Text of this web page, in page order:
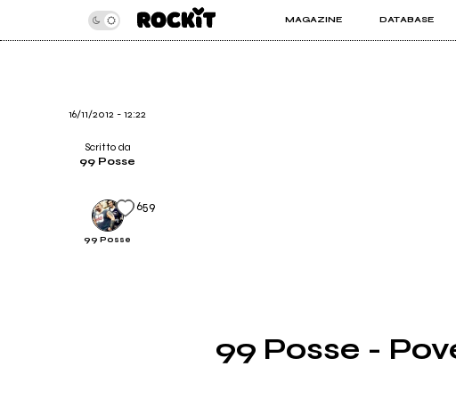
MAGAZINE DATABASE
INSIDER ROCKIT PRO
99 Posse -
16/11/2012 - 12:22
Scritto da
99 Posse
99 Posse
659